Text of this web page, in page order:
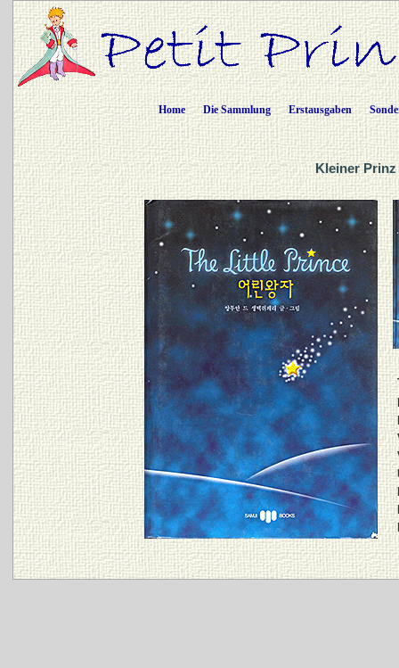
Home Die Sammlung Erstausgaben
Kleiner Prinz